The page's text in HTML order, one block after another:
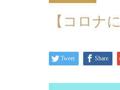
【コロナ
Tweet Share